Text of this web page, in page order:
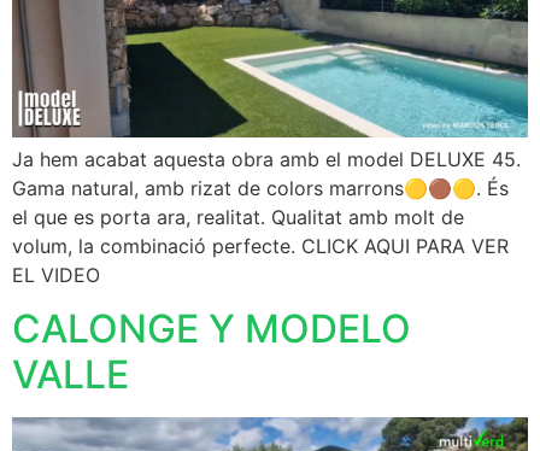
Ja hem acabat aquesta obra amb el model DELUXE 45.
Gama natural, amb rizat de colors marrons🟡🟤🟡. És
el que es porta ara, realitat. Qualitat amb molt de
volum, la combinació perfecte. CLICK AQUI PARA VER
EL VIDEO
CALONGE Y MODELO
VALLE